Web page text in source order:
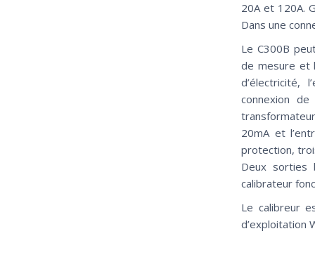
20A et 120A.
Dans une
Le C300B
de mesure et
d’électricité,
connexion
20mA et
protection,
Deux sorties
calibrateur
Le calibreur
d’exploitation